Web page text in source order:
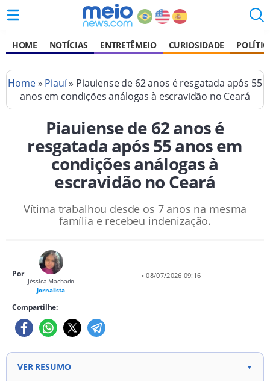
HOME NOTÍCIAS ENTRETÊMEIO CURIOSIDADE
Home» Piauí» Piauiense de 62 anos é resgatada após 55
anos em condições análogas à escravidão no Ceará
Piauiense de 62 anos é
resgatada após 55 anos em
condições análogas à
escravidão no Ceará
Vítima trabalhou desde os 7 anos na mesma
família e recebeu indenização.
Por
Jéssica Machado
Jornalista
• 08/07/2026 09:16
Compartilhe:
VER RESUMO ▼